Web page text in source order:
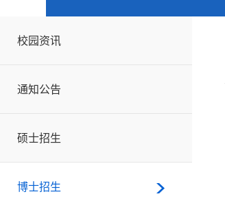
校园资讯
通知公告
硕士招生
博士招生